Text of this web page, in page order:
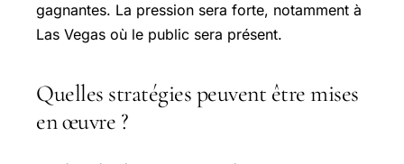
gagnantes. La pression sera forte, notamment à
Las Vegas où le public sera présent.
Quelles stratégies peuvent être mises
en œuvre ?